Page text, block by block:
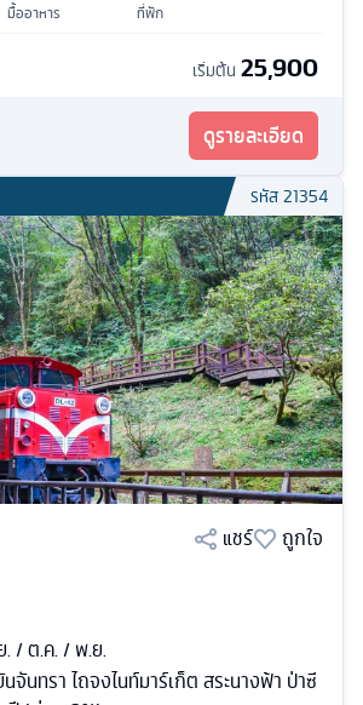
มื้ออาหาร ที่พัก
เริ่มต้น 25,900
ดูรายละเอียด
รหัส21354
แชร์
ถูกใจ
/ ต.ค. / พ.ย.
จันทรา ไถจงไนท์มาร์เก็ต สระนางฟ้า ป่าซี